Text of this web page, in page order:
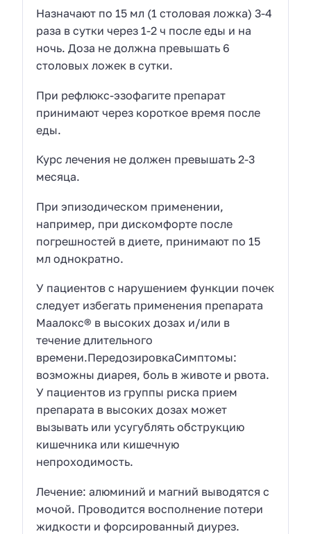
Назначают по 15 мл (1 столовая ложка) 3-4
раза в сутки через 1-2 ч после еды и на
ночь. Доза не должна превышать 6
столовых ложек в сутки.
При рефлюкс-эзофагите препарат
принимают через короткое время после
еды.
Курс лечения не должен превышать 2-3
месяца.
При эпизодическом применении,
например, при дискомфорте после
погрешностей в диете, принимают по 15
мл однократно.
У пациентов с нарушением функции почек
следует избегать применения препарата
Маалокс® в высоких дозах и/или в
течение длительного
времени.ПередозировкаСимптомы:
возможны диарея, боль в животе и рвота.
У пациентов из группы риска прием
препарата в высоких дозах может
вызывать или усугублять обструкцию
кишечника или кишечную
непроходимость.
Лечение: алюминий и магний выводятся с
мочой. Проводится восполнение потери
жидкости и форсированный диурез.